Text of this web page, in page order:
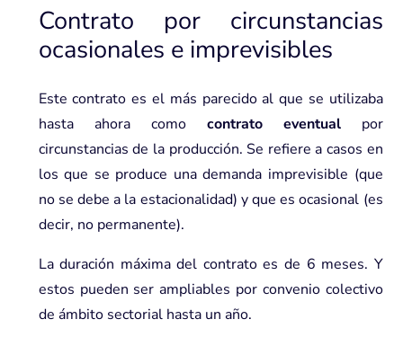
Contrato por circunstancias
ocasionales e imprevisibles
Este contrato es el más parecido al que se utilizaba
hasta ahora como contrato eventual por
circunstancias de la producción. Se refiere a casos en
los que se produce una demanda imprevisible (que
no se debe a la estacionalidad) y que es ocasional (es
decir, no permanente).
La duración máxima del contrato es de 6 meses. Y
estos pueden ser ampliables por convenio colectivo
de ámbito sectorial hasta un año.